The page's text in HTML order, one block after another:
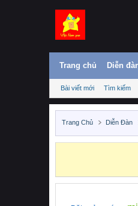
Trang chủ Diễn
Bài viết mới Tìm kiếm
Trang Chủ Diễn Đàn